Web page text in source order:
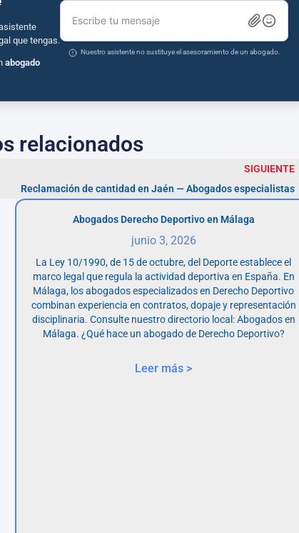
que tengas.
abogado
Escribe tu mensaje
Nuestro asistente no sustituye el asesoramiento de un abogado.
relacionados
SIGUIENTE
Reclamación de cantidad en Jaén — Abogados especialistas
Abogados Derecho Deportivo en Málaga
junio 3, 2026
La Ley 10/1990, de 15 de octubre, del Deporte establece el
marco legal que regula la actividad deportiva en España. En
Málaga, los abogados especializados en Derecho Deportivo
combinan experiencia en contratos, dopaje y representación
disciplinaria. Consulte nuestro directorio local: Abogados en
Málaga. ¿Qué hace un abogado de Derecho Deportivo?
Leer más >